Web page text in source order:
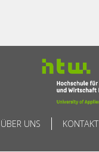
ÜBER UNS KONTAKT